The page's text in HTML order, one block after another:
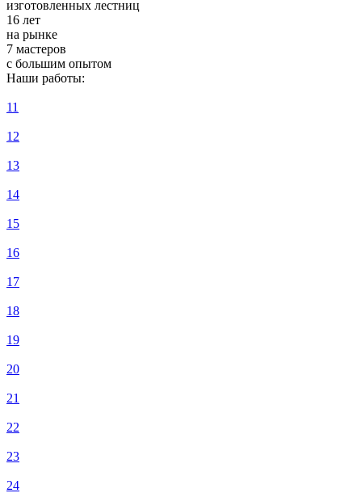
изготовленных лестниц
16 лет
на рынке
7 мастеров
с большим опытом
Наши работы:
11
12
13
14
15
16
17
18
19
20
21
22
23
24